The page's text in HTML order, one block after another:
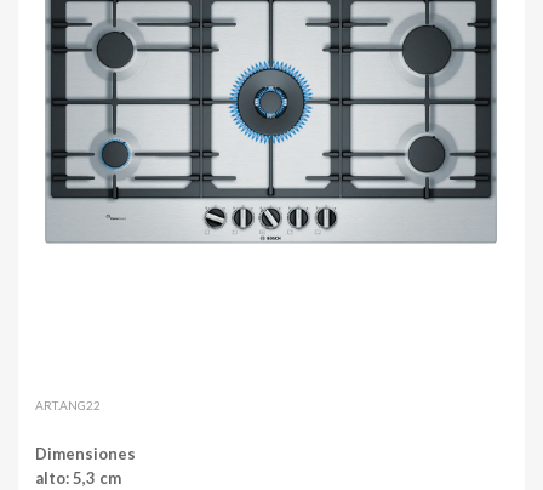
ART.ANG22
Dimensiones
alto: 5,3 cm